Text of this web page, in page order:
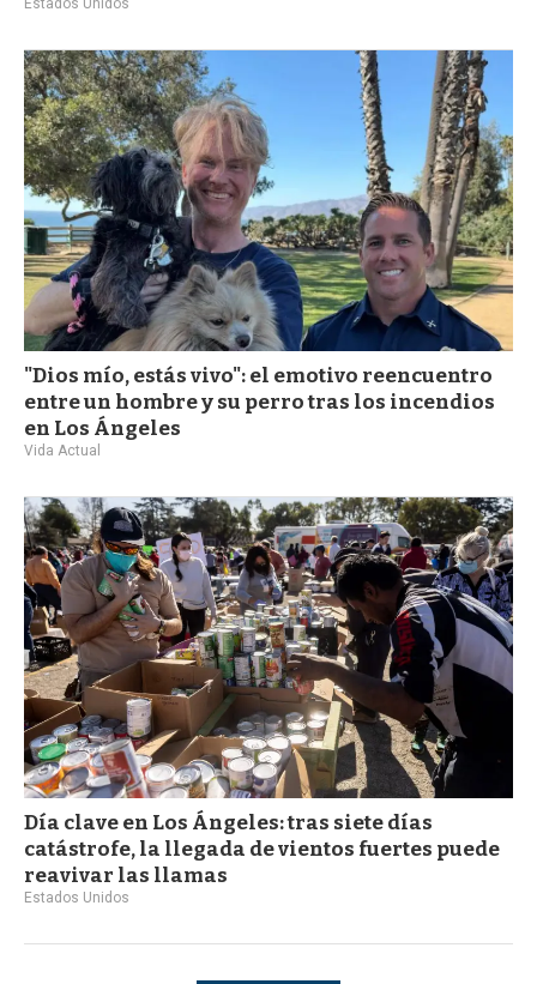
Estados Unidos
"Dios mío, estás vivo": el emotivo reencuentro
entre un hombre y su perro tras los incendios
en Los Ángeles
Vida Actual
Día clave en Los Ángeles: tras siete días
catástrofe, la llegada de vientos fuertes puede
reavivar las llamas
Estados Unidos